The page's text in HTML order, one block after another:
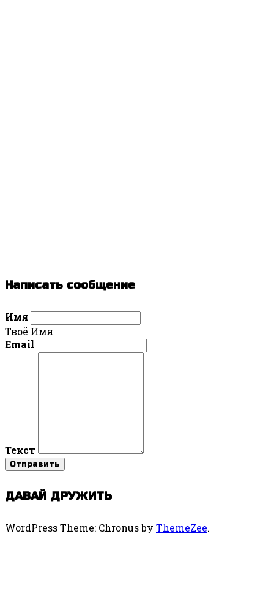
Написать сообщение
Имя
Твоё Имя
Email
Текст
ДАВАЙ ДРУЖИТЬ
WordPress Theme: Chronus by ThemeZee.